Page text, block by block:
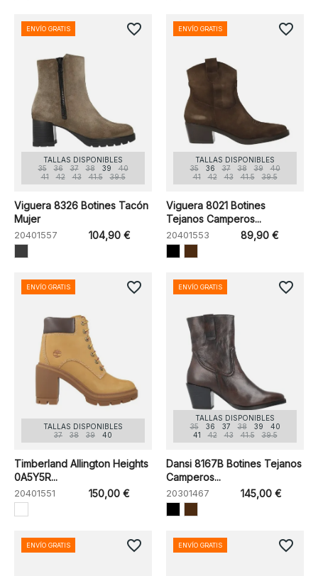
TALLAS DISPONIBLES
35
36 37 38 39
40
41
42 43 41.5 39.5
Viguera 8326 Botines Tacón
Mujer
20401557 104,90 €
ENVÍO GRATIS favorite_border
TALLAS DISPONIBLES
35
36 37 38 39
40
41
42 43 41.5 39.5
Viguera 8021 Botines
Tejanos Camperos...
20401553 89,90 €
ENVÍO GRATIS favorite_border
TALLAS DISPONIBLES
37
38 39 40
Timberland Allington Heights
0A5Y5R...
20401551 150,00 €
ENVÍO GRATIS favorite_border
TALLAS DISPONIBLES
35
36 37 38 39
40
41
42 43 41.5 39.5
Dansi 8167B Botines Tejanos
Camperos...
20301467 145,00 €
ENVÍO GRATIS favorite_border
ENVÍO GRATIS favorite_border ENVÍO GRATIS favorite_border